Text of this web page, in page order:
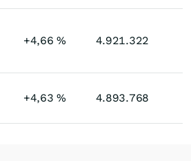
+4,66% 4.921.322
+4,63% 4.893.768